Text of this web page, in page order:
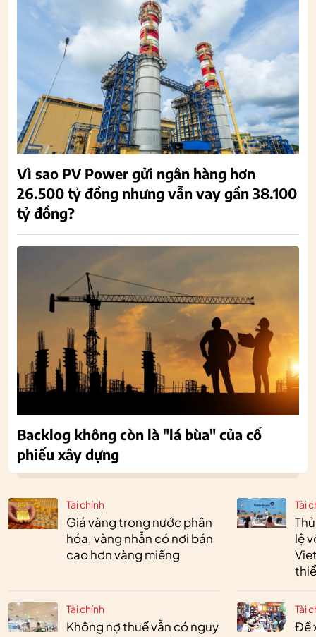
Tài chính
Giá vàng trong nước phân
hóa, vàng nhẫn có nơi bán
cao hơn vàng miếng
Tài chính
Không nợ thuế vẫn có nguy
Tài
lệ
Tài
Đề
Vì sao PV Power gửi ngân hàng hơn
26.500 tỷ đồng nhưng vẫn vay gần 38.100
tỷ đồng?
Backlog không còn là "lá bùa" của cổ
phiếu xây dựng